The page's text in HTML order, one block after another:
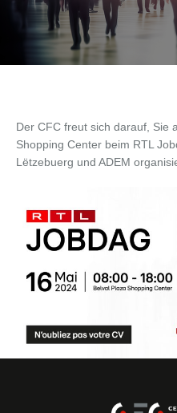
Der CFC freut sich darauf, Sie
Shopping Center beim RTL
Lëtzebuerg und ADEM